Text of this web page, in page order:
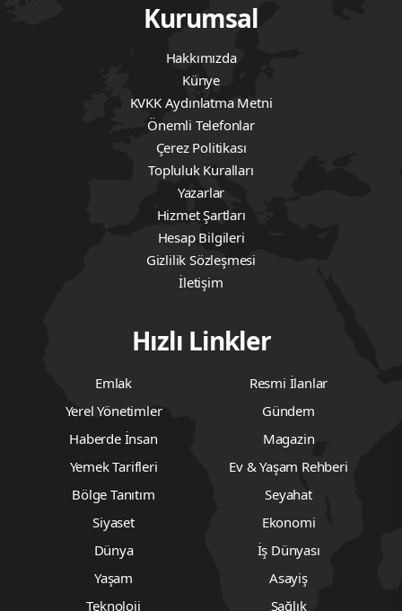
Kurumsal
Hakkımızda
Künye
KVKK Aydınlatma Metni
Önemli Telefonlar
Çerez Politikası
Topluluk Kuralları
Yazarlar
Hizmet Şartları
Hesap Bilgileri
Gizlilik Sözleşmesi
İletişim
Hızlı Linkler
Emlak
Resmi İlanlar
Yerel Yönetimler
Gündem
Haberde İnsan
Magazin
Yemek Tarifleri
Ev & Yaşam Rehberi
Bölge Tanıtım
Seyahat
Siyaset
Ekonomi
Dünya
İş Dünyası
Yaşam
Asayiş
Teknoloji
Sağlık